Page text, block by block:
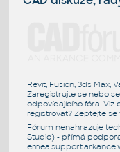
Revit, Fusion, 3ds Max,
Zaregistrujte se nebo
odpovídajícího fóra. Viz
registrovat? Zeptejte se
Fórum nenahrazuje
Studio) - přímá